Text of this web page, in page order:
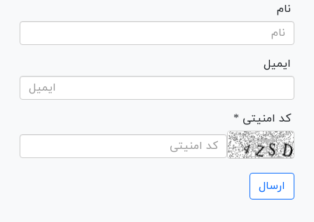
نام
ایمیل
* کد امنیتی